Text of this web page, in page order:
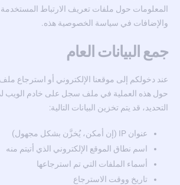
المعلومات حول ملفات تعريف الارتباط
والإضافات في سياسة الخصوصية هذه.
جمع البيانات العام
عند دخولكم إلى موقعنا الإلكتروني أو استرجاع
حول هذه العملية في ملف سجل على خادم الويب
التحديد، قد يتم تخزين البيانات التالية:
عنوان IP (إن أمكن، يُخزَّن بشكل مجهول)
اسم نطاق الموقع الإلكتروني الذي أتيتم منه
أسماء الملفات التي تم استرجاعها
تاريخ ووقت الاسترجاع